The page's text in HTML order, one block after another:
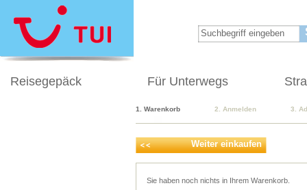
Reisegepäck Für Unterwegs
1. Warenkorb 2. Anmelden 3.
Weiter einkaufen
Sie haben noch nichts in Ihrem Warenkorb.